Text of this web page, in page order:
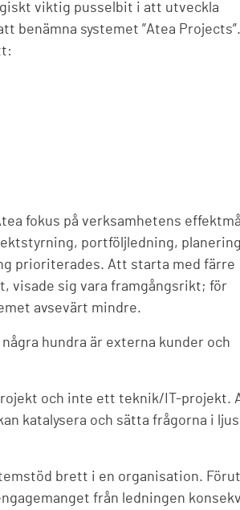
viktig pusselbit i att utveckla
benämna systemet ”Atea
fokus på verksamhetens
portföljledning,
prioriterades. Att starta med färre
visade sig vara framgångsrikt; för
avsevärt mindre.
hundra är externa kunder och
och inte ett teknik/IT-projekt.
katalysera och sätta frågorna i
brett i en organisation.
från ledningen